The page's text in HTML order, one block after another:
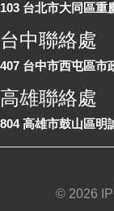
103 台北市大同區重
台中聯絡處
407 台中市西屯區市
高雄聯絡處
804 高雄市鼓山區明
© 2026